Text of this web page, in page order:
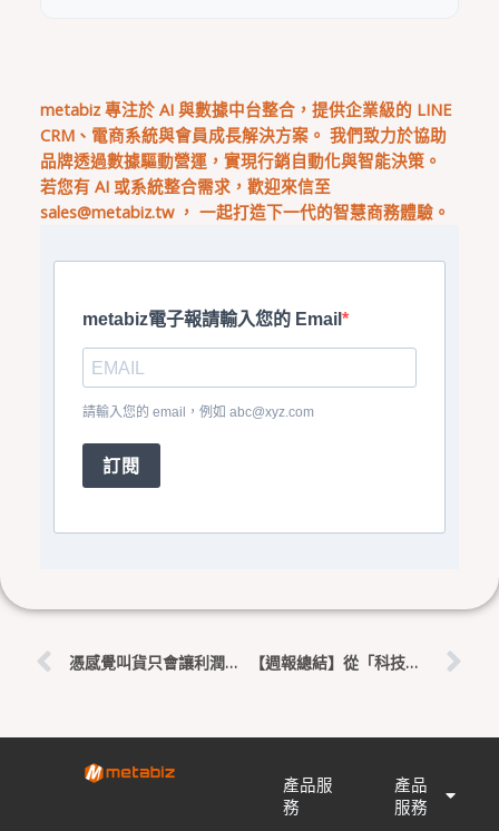
metabiz 專注於 AI 與數據中台整合，提供企業級的 LINE
CRM、電商系統與會員成長解決方案。 我們致力於協助
品牌透過數據驅動營運，實現行銷自動化與智能決策。
若您有 AI 或系統整合需求，歡迎來信至
sales@metabiz.tw， 一起打造下一代的智慧商務體驗。
metabiz電子報請輸入您的 Email
請輸入您的 email，例如 abc@xyz.com
訂閱
憑感覺叫貨只會讓利潤進了垃圾桶！AI 數據預測如何幫你對抗原物料漲價 【週報總結】從「科技孤島」到「智慧生態系」：傳統小店與 AI 戰艦的業績分水嶺
產品服
務
產品
服務